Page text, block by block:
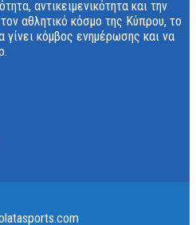
αντικειμενικότητα και την
αθλητικό κόσμο της Κύπρου, το
κόμβος ενημέρωσης και να